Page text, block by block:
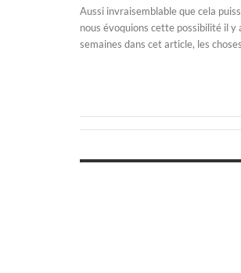
Aussi invraisemblable que cela
nous évoquions cette possibilité il y
semaines dans cet article, les choses